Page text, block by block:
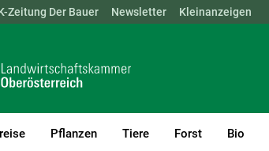
BGLD KTN NÖ OÖ SBG STMK
Zeitung Der Bauer Newsletter Kleinanzeigen
Pflanzen Tiere Forst Bio